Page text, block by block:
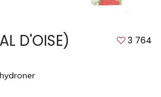
D'OISE) 3 764